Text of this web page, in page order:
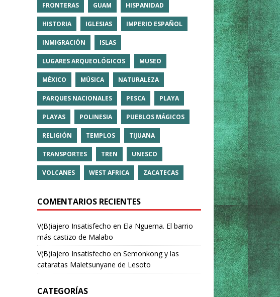
FRONTERAS GUAM HISPANIDAD
HISTORIA IGLESIAS IMPERIO ESPAÑOL
INMIGRACIÓN ISLAS
LUGARES ARQUEOLÓGICOS MUSEO
MÉXICO MÚSICA NATURALEZA
PARQUES NACIONALES PESCA PLAYA
PLAYAS POLINESIA PUEBLOS MÁGICOS
RELIGIÓN TEMPLOS TIJUANA
TRANSPORTES TREN UNESCO
VOLCANES WEST AFRICA ZACATECAS
COMENTARIOS RECIENTES
V(B)iajero Insatisfecho en Ela Nguema. El barrio
más castizo de Malabo
V(B)iajero Insatisfecho en Semonkong y las
cataratas Maletsunyane de Lesoto
CATEGORÍAS